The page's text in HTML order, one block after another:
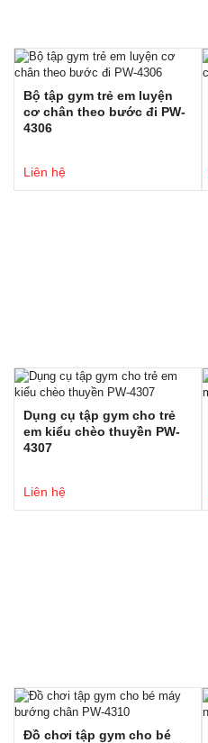
Bộ tập gym trẻ em luyện
cơ chân theo bước đi PW-
4306
Liên hệ
Dụng cụ tập gym cho trẻ
em kiểu chèo thuyền PW-
4307
Liên hệ
Đồ chơi tập gym cho bé